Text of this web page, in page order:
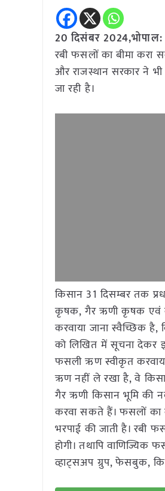
20 दिसंबर 2024,भोपाल:
रबी फसलों का बीमा करा
और राजस्थान सरकार ने
जा रही है।
किसान 31 दिसम्बर तक
कृषक, गैर ऋणी कृषक एवं
करवाया जाना स्वैच्छिक
को लिखित में सूचना देकर
फसली ऋण स्वीकृत करवाया
ऋण नहीं ले रखा है, वे
गैर ऋणी किसान भूमि की
करवा सकते हैं। फसलों का
भरपाई की जाती है। रबी
होगी। तथापि
व्हाट्सअप ग्रुप, फेसबुक,